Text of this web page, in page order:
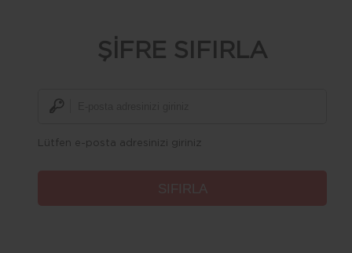
ŞİFRE SIFIRLA
Lütfen e-posta adresinizi giriniz